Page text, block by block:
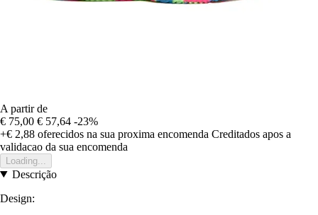
A partir de
€ 75,00 € 57,64 -23%
+€ 2,88 oferecidos na sua proxima encomenda Creditados apos a
validacao da sua encomenda
Loading...
Descrição
Design: